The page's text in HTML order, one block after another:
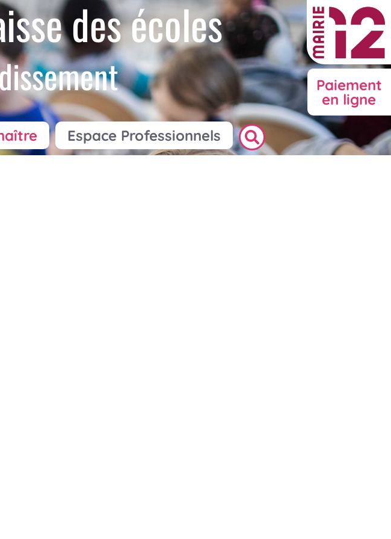
des écoles
Paiement
en ligne
Espace Professionnels